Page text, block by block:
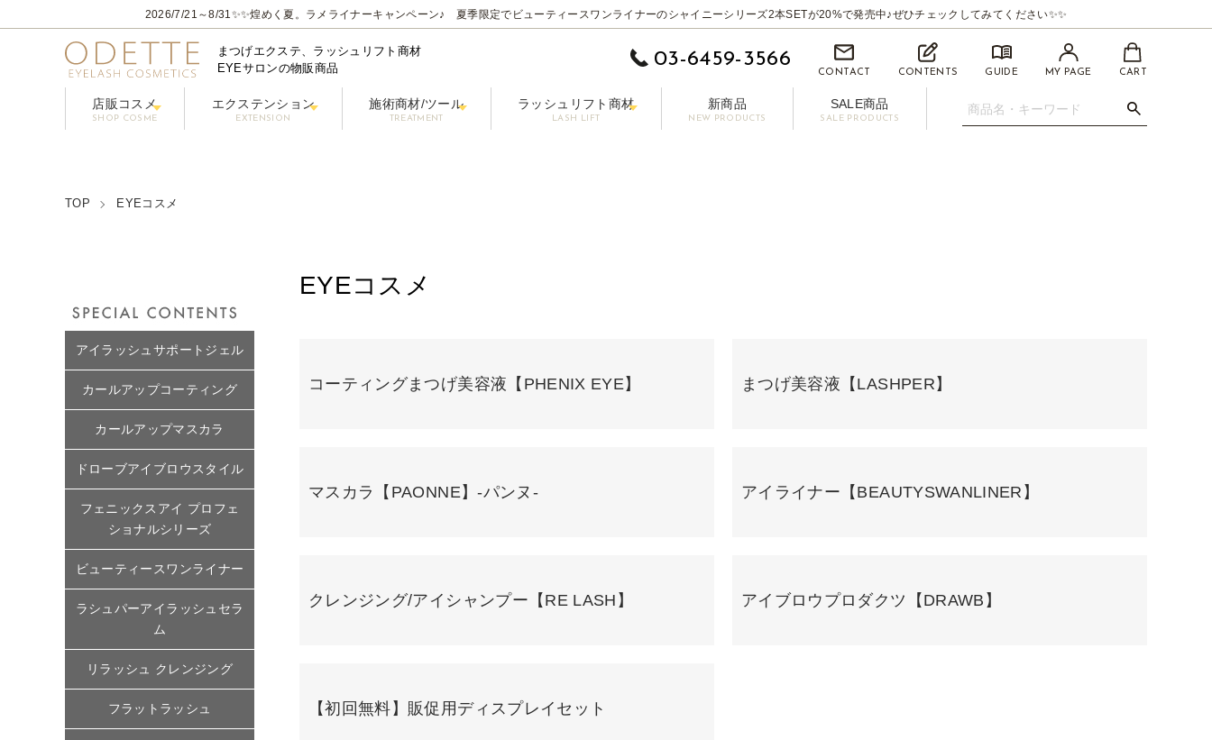
2026/7/21～8/31 ✨✨煌めく夏。ラメライナーキャンペーン♪ 夏季限定でビューティースワンライナーのシャイニーシリーズ2本SETが20%で発売中♪ぜひチェックしてみてください✨✨
まつげエクステ、ラッシュリフト商材
EYEサロンの物販商品
03-6459-3566
CONTACT CONTENTS GUIDE MY PAGE CART
店販コスメ
SHOP COSME
エクステンション
EXTENSION
施術商材/ツール
TREATMENT
ラッシュリフト商材
LASH LIFT
新商品
NEW PRODUCTS
SALE商品
SALE PRODUCTS
TOP EYEコスメ
EYEコスメ
コーティングまつげ美容液【PHENIX EYE】 まつげ美容液【LASHPER】
マスカラ【PAONNE】-パンヌ- アイライナー【BEAUTYSWANLINER】
クレンジング/アイシャンプー【RE LASH】 アイブロウプロダクツ【DRAWB】
【初回無料】販促用ディスプレイセット
アイラッシュサポートジェル
カールアップコーティング
カールアップマスカラ
ドローブアイブロウスタイル
フェニックスアイ プロフェ
ショナルシリーズ
ビューティースワンライナー
ラシュパーアイラッシュセラ
ム
リラッシュ クレンジング
フラットラッシュ